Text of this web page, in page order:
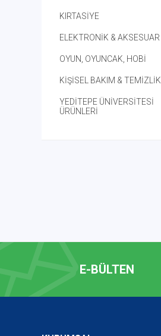
KIRTASİYE
ELEKTRONİK & AKSESUAR
OYUN, OYUNCAK, HOBİ
KİŞİSEL BAKIM & TEMİZLİK
YEDİTEPE ÜNİVERSİTESİ
ÜRÜNLERİ
E-BÜLTEN